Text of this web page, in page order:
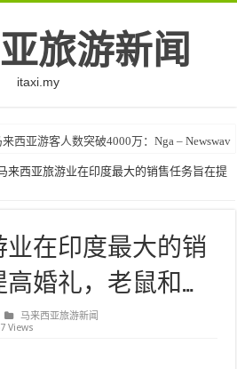
旅游新闻
itaxi.my
西亚游客人数突破4000万：Nga – Newswav
来西亚旅游业在印度最大的销售任务旨在提
在印度最大的销
婚礼，老鼠和…
马来西亚旅游新闻
Views